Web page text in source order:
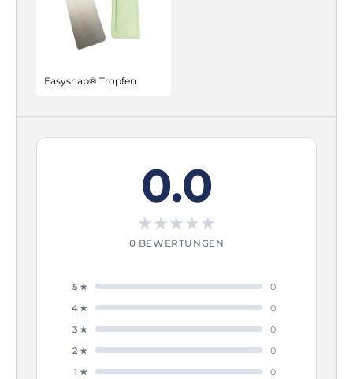
Easysnap® Tropfen
0.0
★★★★★
0 BEWERTUNGEN
5 ★
0
4 ★
0
3 ★
0
2 ★
0
1 ★
0